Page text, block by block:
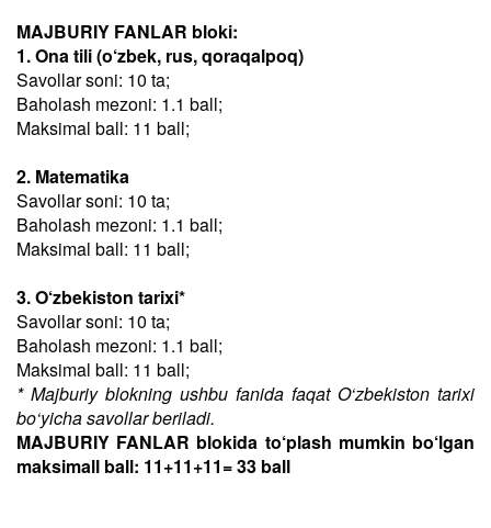
MAJBURIY FANLAR bloki:
1. Ona tili (o‘zbek, rus, qoraqalpoq)
Savollar soni: 10 ta;
Baholash mezoni: 1.1 ball;
Maksimal ball: 11 ball;
2. Matematika
Savollar soni: 10 ta;
Baholash mezoni: 1.1 ball;
Maksimal ball: 11 ball;
3. O‘zbekiston tarixi*
Savollar soni: 10 ta;
Baholash mezoni: 1.1 ball;
Maksimal ball: 11 ball;
* Majburiy blokning ushbu fanida faqat O‘zbekiston tarixi
bo‘yicha savollar beriladi.
MAJBURIY FANLAR blokida to‘plash mumkin bo‘lgan
maksimall ball: 11+11+11= 33 ball